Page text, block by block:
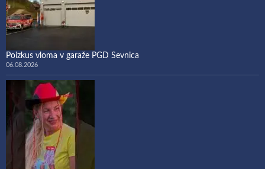
Poizkus vloma v garaže PGD Sevnica
06.08.2026